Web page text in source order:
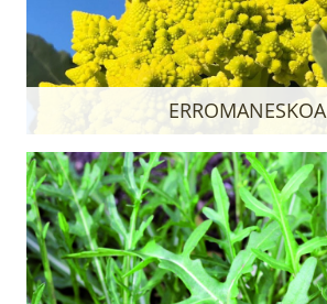
ERROMANESKOA